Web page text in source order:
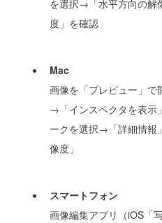
を選択→「水平方向の解
度」を確認
Mac
画像を「プレビュー」で
→「インスペクタを表示
ークを選択→「詳細情
像度」
スマートフォン
画像編集アプリ（iOS「